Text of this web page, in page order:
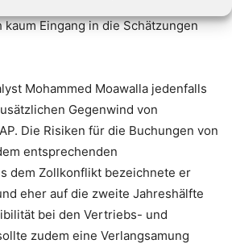
Eingang in die Schätzungen
Mohammed Moawalla jedenfalls
Gegenwind von
Die Risiken für die Buchungen von
entsprechenden
dem Zollkonflikt bezeichnete er
eher auf die zweite Jahreshälfte
bei den Vertriebs- und
zudem eine Verlangsamung